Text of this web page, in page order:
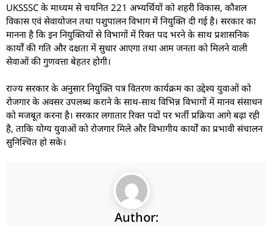
UKSSSC के माध्यम से चयनित 221 अभ्यर्थियों को शहरी विकास, कौशल
विकास एवं सेवायोजन तथा पशुपालन विभाग में नियुक्ति दी गई है। सरकार का
मानना है कि इन नियुक्तियों से विभागों में रिक्त पद भरने के साथ प्रशासनिक
कार्यों की गति और दक्षता में सुधार आएगा तथा आम जनता को मिलने वाली
सेवाओं की गुणवत्ता बेहतर होगी।
राज्य सरकार के अनुसार नियुक्ति पत्र वितरण कार्यक्रम का उद्देश्य युवाओं को
रोजगार के अवसर उपलब्ध कराने के साथ-साथ विभिन्न विभागों में मानव संसाधन
को मजबूत करना है। सरकार लगातार रिक्त पदों पर भर्ती प्रक्रिया आगे बढ़ा रही
है, ताकि योग्य युवाओं को रोजगार मिले और विभागीय कार्यों का प्रभावी संचालन
सुनिश्चित हो सके।
Author: